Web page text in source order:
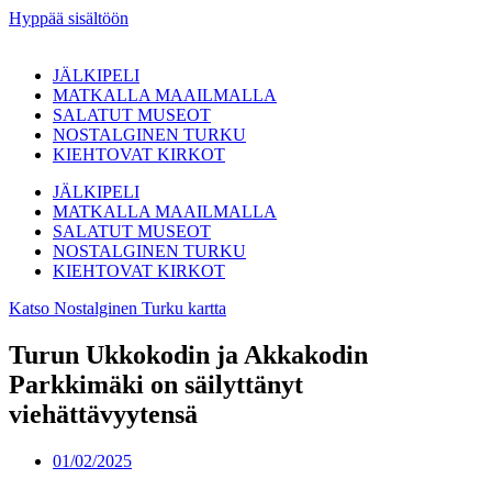
Hyppää sisältöön
JÄLKIPELI
MATKALLA MAAILMALLA
SALATUT MUSEOT
NOSTALGINEN TURKU
KIEHTOVAT KIRKOT
JÄLKIPELI
MATKALLA MAAILMALLA
SALATUT MUSEOT
NOSTALGINEN TURKU
KIEHTOVAT KIRKOT
Katso Nostalginen Turku kartta
Turun Ukkokodin ja Akkakodin
Parkkimäki on säilyttänyt
viehättävyytensä
01/02/2025